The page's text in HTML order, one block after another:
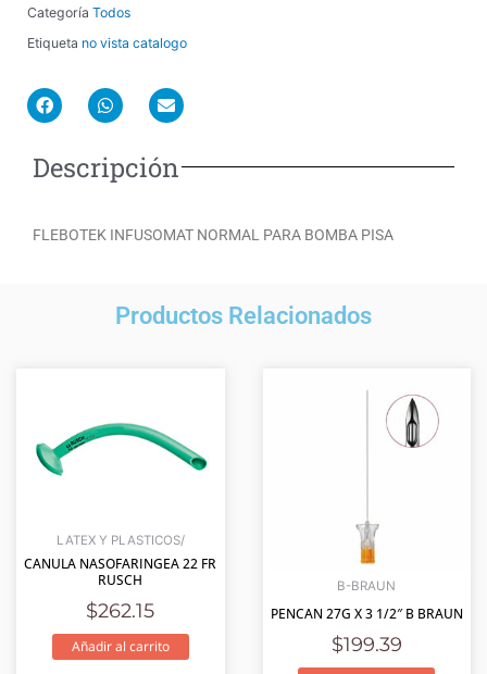
Categoría Todos
Etiqueta no vista catalogo
F
a
c
b
o
W
h
a
s
a
E
n
v
l
o
Descripción
FLEBOTEK INFUSOMAT NORMAL PARA BOMBA PISA
Productos Relacionados
LATEX Y PLASTICOS/
CANULA NASOFARINGEA 22 FR
RUSCH
$262.15
Añadir al carrito
B-BRAUN
PENCAN 27G X 3 1/2″ B BRAUN
$199.39